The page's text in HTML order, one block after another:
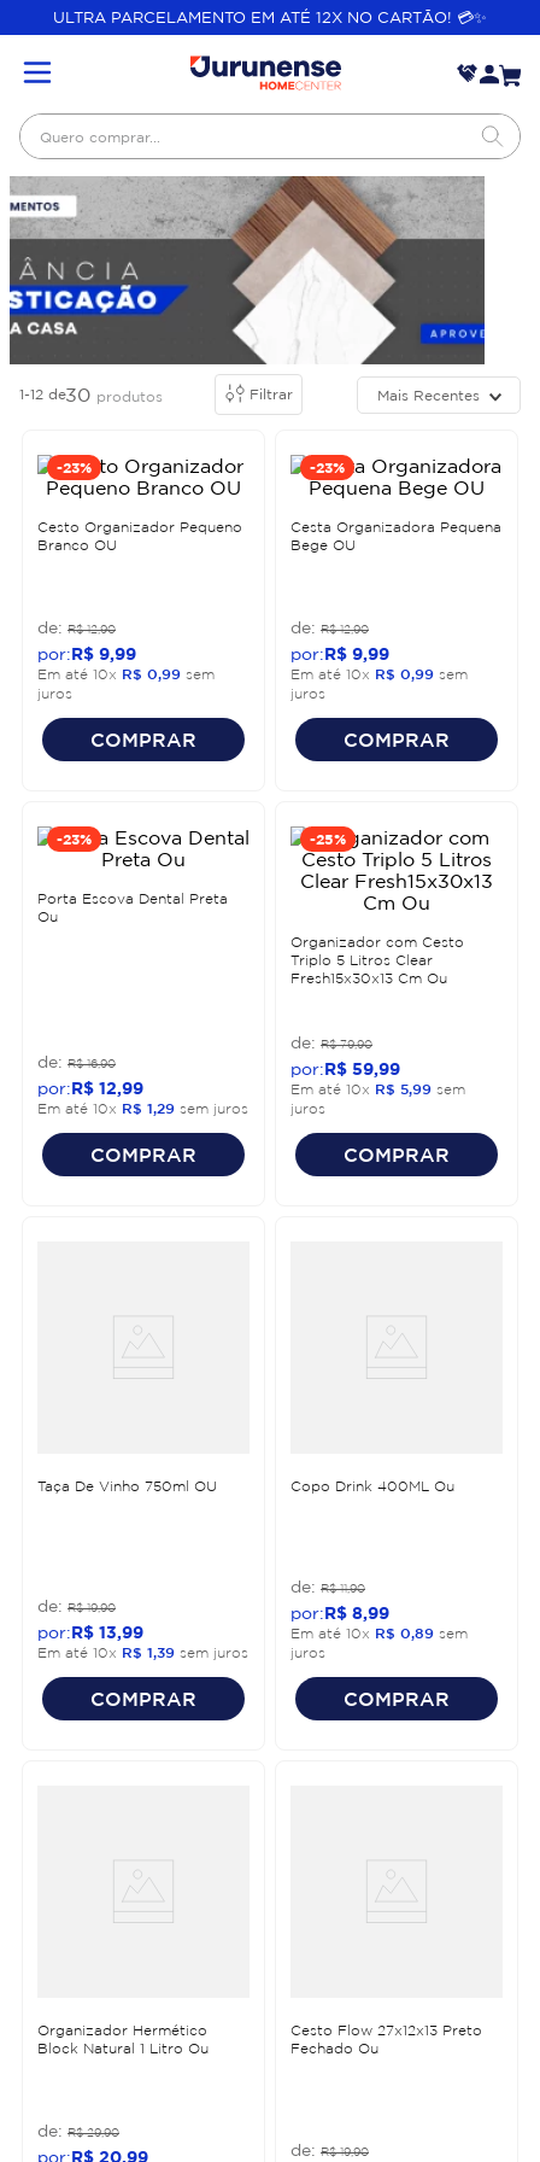
ULTRA PARCELAMENTO EM ATÉ 12X NO CARTÃO! 💳✨
Quero comprar...
1-12 de30 produtos Filtrar Mais Recentes
-23%
Cesto Organizador Pequeno
Branco OU
R$ 12,90
R$ 9 99
Em até 10x R$ 0 99 sem
juros
COMPRAR
-23%
Cesta Organizadora Pequena
Bege OU
R$ 12,90
R$ 9 99
Em até 10x R$ 0 99 sem
juros
COMPRAR
-23%
Porta Escova Dental Preta
Ou
R$ 16,90
R$ 12 99
Em até 10x R$ 1 29 sem juros
COMPRAR
-25%
Organizador com Cesto
Triplo 5 Litros Clear
Fresh15x30x13 Cm Ou
R$ 79,90
R$ 59 99
Em até 10x R$ 5 99 sem
juros
COMPRAR
Taça De Vinho 750ml OU
R$ 19,90
R$ 13 99
Em até 10x R$ 1 39 sem juros
COMPRAR
Copo Drink 400ML Ou
R$ 11,90
R$ 8 99
Em até 10x R$ 0 89 sem
juros
COMPRAR
Organizador Hermético
Block Natural 1 Litro Ou
R$ 29,90
R$ 20 99
Cesto Flow 27x12x13 Preto
Fechado Ou
R$ 19,90